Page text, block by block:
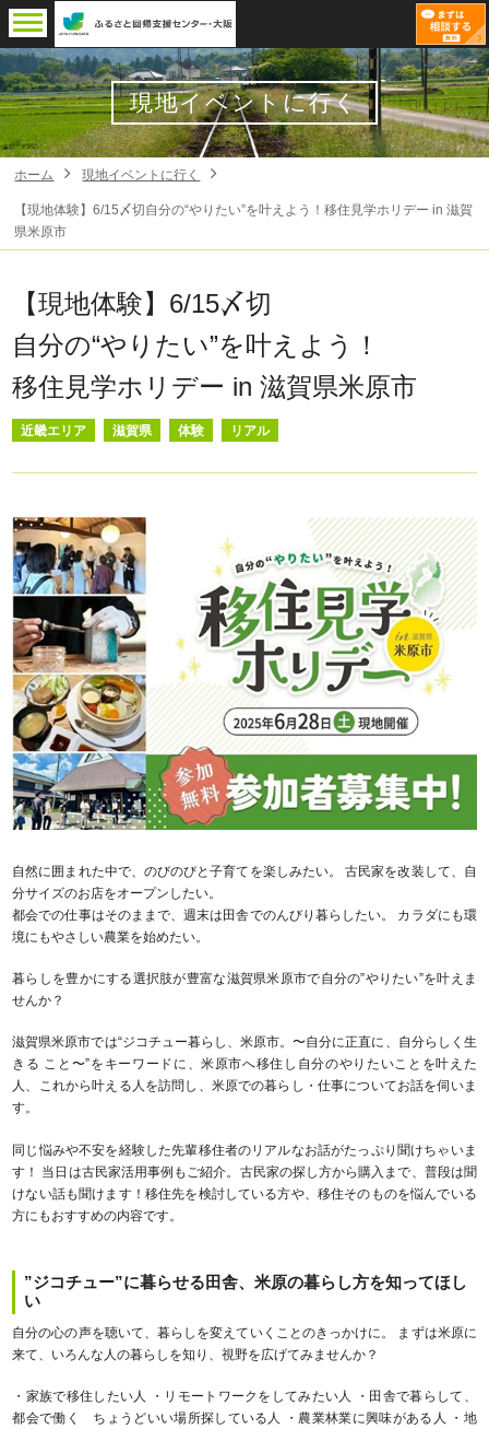
現地イベントに行く
ホーム 現地イベントに行く
【現地体験】6/15〆切自分の“やりたい”を叶えよう！移住見学ホリデー in 滋賀
県米原市
【現地体験】6/15〆切
自分の“やりたい”を叶えよう！
移住見学ホリデー in 滋賀県米原市
近畿エリア 滋賀県 体験 リアル
自然に囲まれた中で、のびのびと子育てを楽しみたい。 古民家を改装して、自
分サイズのお店をオープンしたい。
都会での仕事はそのままで、週末は田舎でのんびり暮らしたい。 カラダにも環
境にもやさしい農業を始めたい。
暮らしを豊かにする選択肢が豊富な滋賀県米原市で自分の”やりたい”を叶えま
せんか？
滋賀県米原市では“ジコチュー暮らし、米原市。〜自分に正直に、自分らしく生
きる こと〜”をキーワードに、米原市へ移住し自分のやりたいことを叶えた
人、これから叶える人を訪問し、米原での暮らし・仕事についてお話を伺いま
す。
同じ悩みや不安を経験した先輩移住者のリアルなお話がたっぷり聞けちゃいま
す！ 当日は古民家活用事例もご紹介。古民家の探し方から購入まで、普段は聞
けない話も聞けます！移住先を検討している方や、移住そのものを悩んでいる
方にもおすすめの内容です。
”ジコチュー”に暮らせる田舎、米原の暮らし方を知ってほし
い
自分の心の声を聴いて、暮らしを変えていくことのきっかけに。 まずは米原に
来て、いろんな人の暮らしを知り、視野を広げてみませんか？
・家族で移住したい人 ・リモートワークをしてみたい人 ・田舎で暮らして、
都会で働く ちょうどいい場所探している人 ・農業林業に興味がある人 ・地